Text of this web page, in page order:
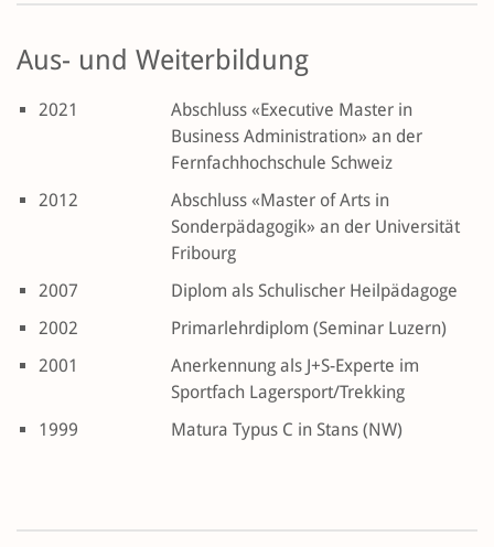
Aus- und Weiterbildung
2021
Abschluss «Executive Master in
Business Administration» an der
Fernfachhochschule Schweiz
2012
Abschluss «Master of Arts in
Sonderpädagogik» an der Universität
Fribourg
2007
Diplom als Schulischer Heilpädagoge
2002
Primarlehrdiplom (Seminar Luzern)
2001
Anerkennung als J+S-Experte im
Sportfach Lagersport/Trekking
1999
Matura Typus C in Stans (NW)